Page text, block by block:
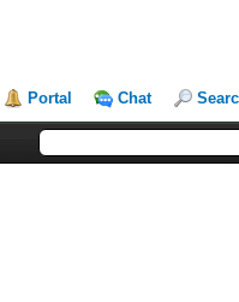
Portal Chat